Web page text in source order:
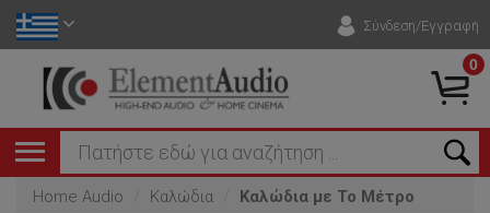
Σύνδεση/Εγγραφή
0
Home Audio Καλώδια Καλώδια με Το Μέτρο